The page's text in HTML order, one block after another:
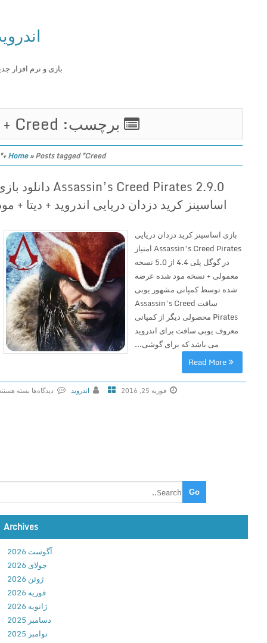
اندروید
بازی و نرم افزار جدید
برچسب: Creed +
Home»Posts tagged "Creed +"
Assassin’s Creed Pirates 2.9.0 دانلود بازی
اساسینز کرید دزدان دریایی اندروید + دیتا + مود
بازی اساسینز کرید دزدان دریایی
Assassin’s Creed Pirates امتیاز
در گوگل پلی 4.4 از 5.0 نسخه
معمولی + نسخه مود شده عرضه
شده توسط کمپانی مشهور یوبی
سافت Assassin’s Creed
Pirates محصولی دیگر از کمپانی
معروف یوبی سافت برای اندروید
می باشد که برای گوشی...
Read More
فوریه 25, 2016 اندروید
دیدگاه‌ها
a
s
i
n
’
C
r
e
e
بسته هستند
Archives
آگوست 2026
جولای 2026
ژوئن 2026
فوریه 2026
ژانویه 2026
دسامبر 2025
نوامبر 2025